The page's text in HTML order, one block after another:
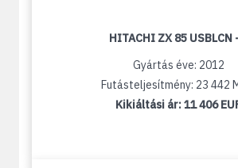
HITACHI ZX 85 USBLCN
Gyártás éve: 2012
Futásteljesítmény: 23 442
Kikiáltási ár:11 406